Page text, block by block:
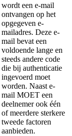
wordt een e-mail
ontvangen op het
opgegeven e-
mailadres. Deze e-
mail bevat een
voldoende lange en
steeds andere code
die bij authenticatie
ingevoerd moet
worden. Naast e-
mail MOET een
deelnemer ook één
of meerdere sterkere
tweede factoren
aanbieden.